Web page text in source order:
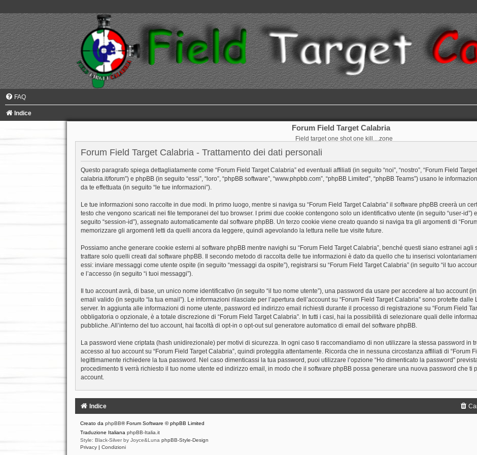
FAQ
Indice
Forum Field Target Calabria
Field target one shot one kill....zone
Forum Field Target Calabria - Trattamento dei dati personali
Questo paragrafo spiega dettagliatamente come “Forum Field Target Calabria” ed eventuali affiliati (in seguito “noi”, “nostro”, “Forum Field
calabria.it/forum”) e phpBB (in seguito “essi”, “loro”, “phpBB software”, “www.phpbb.com”, “phpBB Limited”, “phpBB Teams”) usano le
da te effettuata (in seguito “le tue informazioni”).
Le tue informazioni sono raccolte in due modi. In primo luogo, mentre si naviga su “Forum Field Target Calabria” il software phpBB creerà un
testo che vengono scaricati nei file temporanei del tuo browser. I primi due cookie contengono solo un identificativo utente (in seguito “user-
seguito “session-id”), assegnato automaticamente dal software phpBB. Un terzo cookie viene creato quando si naviga tra gli argomenti di
memorizzare gli argomenti letti da quelli ancora da leggere, quindi agevolando la lettura nelle tue visite future.
Possiamo anche generare cookie esterni al software phpBB mentre navighi su “Forum Field Target Calabria”, benché questi siano estranei
trattare solo quelli creati dal software phpBB. Il secondo metodo di raccolta delle tue informazioni è dato da quello che tu inserisci
essi: inviare messaggi come utente ospite (in seguito “messaggi da ospite”), registrarsi su “Forum Field Target Calabria” (in seguito “il tuo
e l’accesso (in seguito “i tuoi messaggi”).
Il tuo account avrà, di base, un unico nome identificativo (in seguito “il tuo nome utente”), una password da usare per accedere al tuo account
email valido (in seguito “la tua email”). Le informazioni rilasciate per l’apertura dell’account su “Forum Field Target Calabria” sono protette
server. In aggiunta alle informazioni di nome utente, password ed indirizzo email richiesti durante il processo di registrazione su “Forum Field
obbligatoria o opzionale, è a totale discrezione di “Forum Field Target Calabria”. In tutti i casi, hai la possibilità di selezionare quali delle
pubbliche. All’interno del tuo account, hai facoltà di opt-in o opt-out sul generatore automatico di email del software phpBB.
La password viene criptata (hash unidirezionale) per motivi di sicurezza. In ogni caso ti raccomandiamo di non utilizzare la stessa password in
accesso al tuo account su “Forum Field Target Calabria”, quindi proteggila attentamente. Ricorda che in nessuna circostanza affiliati di “Forum
legittimamente richiedere la tua password. Nel caso dimenticassi la tua password, puoi utilizzare l’opzione “Ho dimenticato la password”
procedimento ti verrà richiesto il tuo nome utente ed indirizzo email, in modo che il software phpBB possa generare una nuova password che ti
account.
Indice
Creato da phpBB® Forum Software © phpBB Limited
Traduzione Italiana phpBB-Italia.it
Style: Black-Silver by Joyce&Luna phpBB-Style-Design
Privacy | Condizioni